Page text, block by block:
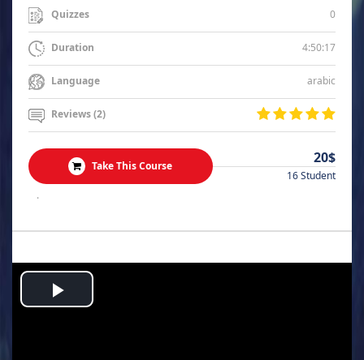
Quizzes 0
Duration 4:50:17
Language arabic
Reviews (2)
Take This Course 20$
16 Student
.
Play